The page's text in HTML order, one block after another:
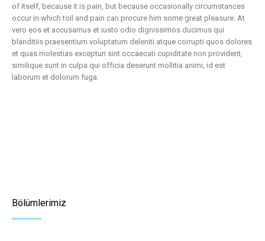
of itself, because it is pain, but because occasionally circumstances
occur in which toil and pain can procure him some great pleasure. At
vero eos et accusamus et iusto odio dignissimos ducimus qui
blanditiis praesentium voluptatum deleniti atque corrupti quos dolores
et quas molestias excepturi sint occaecati cupiditate non provident,
similique sunt in culpa qui officia deserunt mollitia animi, id est
laborum et dolorum fuga.
Bölümlerimiz